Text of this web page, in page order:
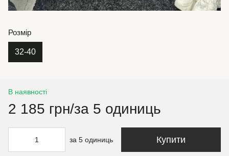
Розмір
32-40
В наявності
2 185 грн/за 5 одиниць
за 5 одиниць Купити